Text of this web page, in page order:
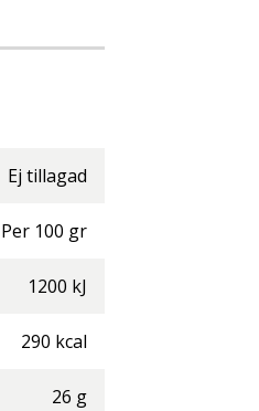
Ej tillagad
Per 100 gr
1200 kJ
290 kcal
26 g